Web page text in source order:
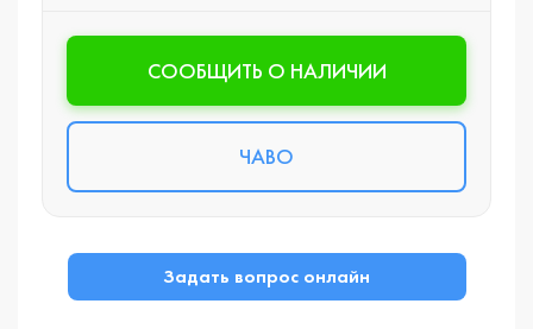
CООБЩИТЬ О НАЛИЧИИ
ЧАВО
Задать вопрос онлайн